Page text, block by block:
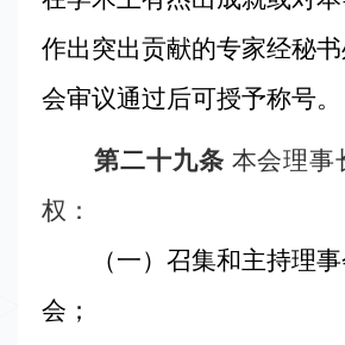
作出突出贡献的专家经秘
会审议通过后可授予称号。
第二十九条 本会理事
权：
（一）召集和主持理事
会；